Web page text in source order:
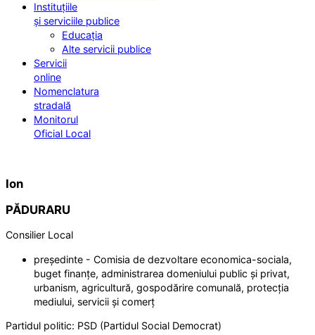
Instituțiile
și serviciile publice
Educația
Alte servicii publice
Servicii
online
Nomenclatura
stradală
Monitorul
Oficial Local
Ion
PĂDURARU
Consilier Local
președinte - Comisia de dezvoltare economica-sociala,
buget finanțe, administrarea domeniului public și privat,
urbanism, agricultură, gospodărire comunală, protecția
mediului, servicii și comerț
Partidul politic: PSD (Partidul Social Democrat)